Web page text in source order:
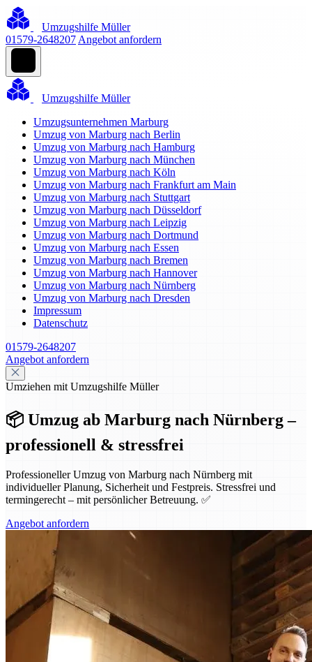
Umzugshilfe Müller
01579-2648207 Angebot anfordern
Umzugshilfe Müller
Umzugsunternehmen Marburg
Umzug von Marburg nach Berlin
Umzug von Marburg nach Hamburg
Umzug von Marburg nach München
Umzug von Marburg nach Köln
Umzug von Marburg nach Frankfurt am Main
Umzug von Marburg nach Stuttgart
Umzug von Marburg nach Düsseldorf
Umzug von Marburg nach Leipzig
Umzug von Marburg nach Dortmund
Umzug von Marburg nach Essen
Umzug von Marburg nach Bremen
Umzug von Marburg nach Hannover
Umzug von Marburg nach Nürnberg
Umzug von Marburg nach Dresden
Impressum
Datenschutz
01579-2648207
Angebot anfordern
Umziehen mit Umzugshilfe Müller
📦 Umzug ab Marburg nach Nürnberg –
professionell & stressfrei
Professioneller Umzug von Marburg nach Nürnberg mit
individueller Planung, Sicherheit und Festpreis. Stressfrei und
termingerecht – mit persönlicher Betreuung. ✅
Angebot anfordern